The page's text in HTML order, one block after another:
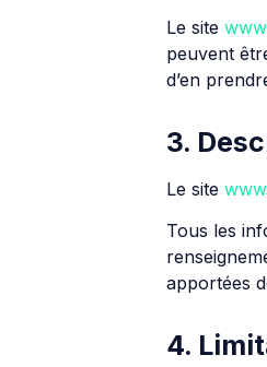
Le site
peuvent
d’en
3.
Le site
Tous les
apportées
4.